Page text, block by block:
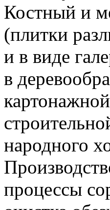
Костный и
(плитки
и в виде
в
народного
процессы